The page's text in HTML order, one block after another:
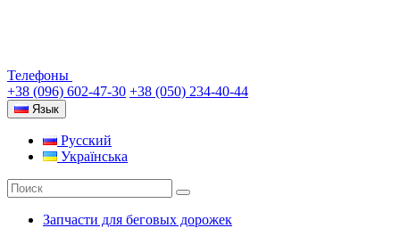
Телефоны
+38 (096) 602-47-30 +38 (050) 234-40-44
Язык
Русский
Українська
Запчасти для беговых дорожек